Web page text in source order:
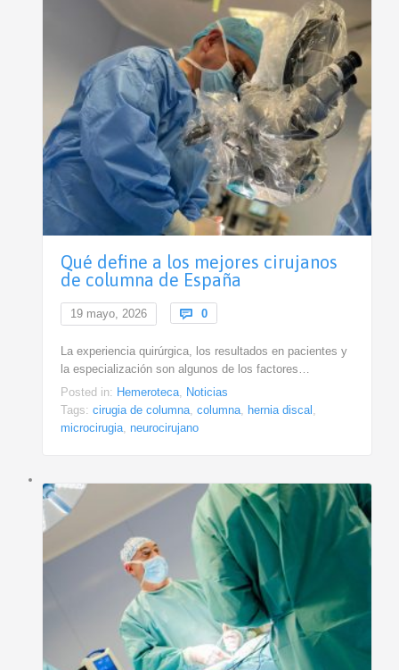
Qué define a los mejores cirujanos
de columna de España
19 mayo, 2026  0Comments
La experiencia quirúrgica, los resultados en pacientes y
la especialización son algunos de los factores…
Posted in: Hemeroteca, Noticias
Tags: cirugia de columna, columna, hernia discal ,
microcirugia, neurocirujano